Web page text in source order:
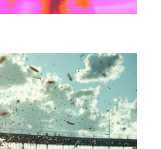
LET’S HAVE DINNER